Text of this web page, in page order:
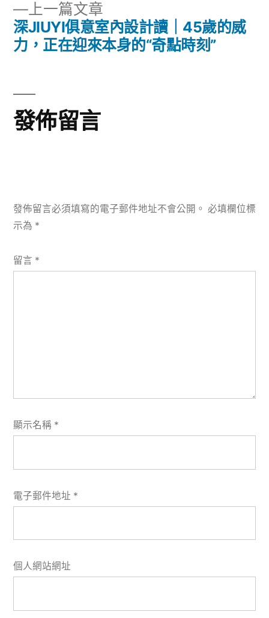
導
覽
上一篇文章
一
篇
深JIUYI俱意室內設計讀｜45歲的威
力，正在迎來本身的“奇點時刻”
發佈留言
發佈留言必須填寫的電子郵件地址不會公開。 必填欄位標
示為 *
留言 *
顯示名稱 *
電子郵件地址 *
個人網站網址